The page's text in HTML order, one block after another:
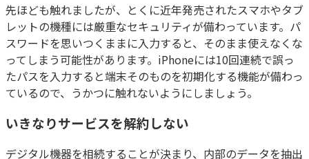
先ほども触れましたが、とくに近年発売されたスマホやタブ
レットの機種には厳重なセキュリティが備わっています。パ
スワードを思いつくままに入力すると、そのまま使えなくな
ってしまう可能性があります。iPhoneには10回連続で誤っ
たパスを入力すると端末そのものを初期化する機能が備わっ
ているので、うかつに触れないようにしましょう。
いきなりサービスを解約しない
デジタル機器を相続することが決まり、内部のデータを抽出